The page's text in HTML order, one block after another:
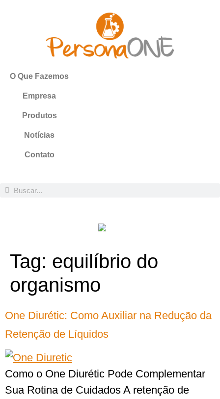
O Que Fazemos
Empresa
Produtos
Notícias
Contato
Tag: equilíbrio do
organismo
One Diurétic: Como Auxiliar na Redução da
Retenção de Líquidos
Como o One Diurétic Pode Complementar
Sua Rotina de Cuidados A retenção de